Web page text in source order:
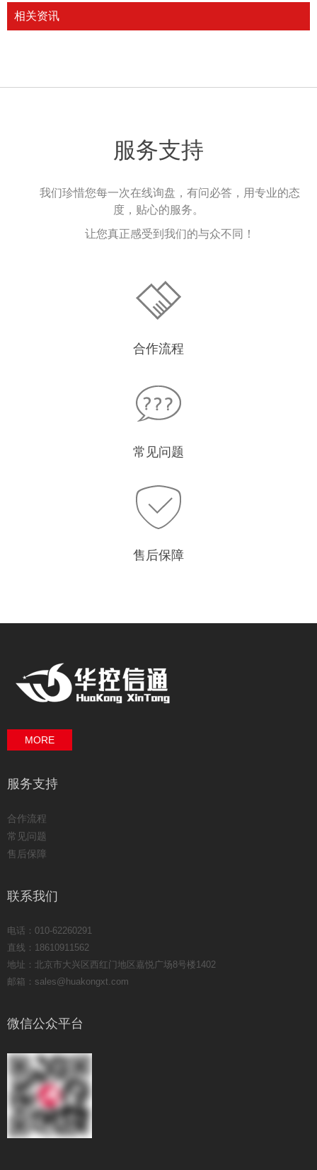
相关资讯
服务支持
我们珍惜您每一次在线询盘，有问必答，用专业的态
度，贴心的服务。
让您真正感受到我们的与众不同！
合作流程
常见问题
售后保障
MORE
服务支持
合作流程
常见问题
售后保障
联系我们
电话：010-62260291
直线：18610911562
地址：北京市大兴区西红门地区嘉悦广场8号楼1402
邮箱：sales@huakongxt.com
微信公众平台